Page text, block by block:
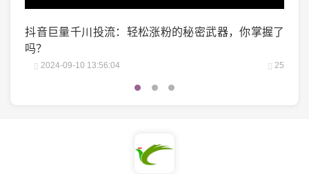
握了微博阅读量1万：如何轻松实现你的阅读量突破？
2024-10-04 06:00:07 22